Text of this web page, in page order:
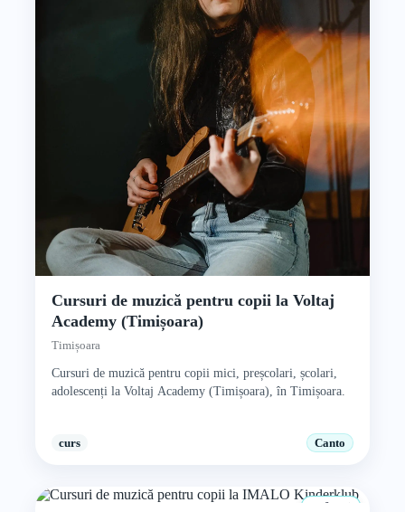
Cursuri de muzică pentru copii la Voltaj
Academy (Timișoara)
Timișoara
Cursuri de muzică pentru copii mici, preșcolari, școlari,
adolescenți la Voltaj Academy (Timișoara), în Timișoara.
curs Canto
0+ ani